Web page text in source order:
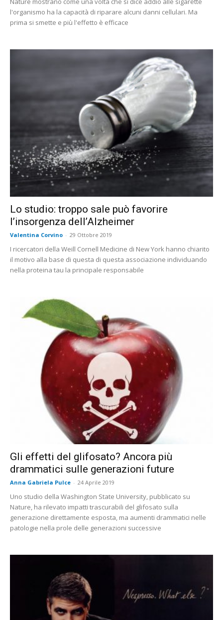
l'organismo ha la capacità di riparare alcuni danni cellulari. Ma
prima si smette e più l'effetto è efficace
Lo studio: troppo sale può favorire
l’insorgenza dell’Alzheimer
Valentina Corvino - 29 Ottobre 2019
I ricercatori della Weill Cornell Medicine di New York hanno chiarito
il motivo alla base di questa di questa associazione individuando
nella proteina tau la principale responsabile
Gli effetti del glifosato? Ancora più
drammatici sulle generazioni future
Anna Gabriela Pulce - 24 Aprile 2019
Uno studio della Washington State University, pubblicato su
Nature, ha rilevato impatti trascurabili del glifosato sulla
generazione direttamente esposta, ma aumenti drammatici nelle
patologie nella prole delle generazioni successive